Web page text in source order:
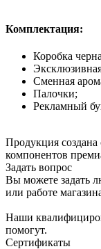
Комплектация:
Коробка
Сменная
Палочки;
Рекламный
Продукция создана
компонентов
Задать вопрос
Вы можете задать
или работе
Наши
помогут.
Сертификаты